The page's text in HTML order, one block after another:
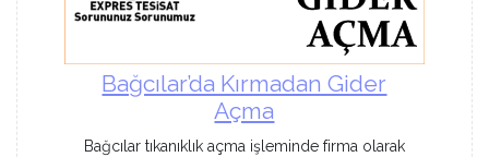
Bağcılar’da Kırmadan Gider
Açma
Bağcılar tıkanıklık açma işleminde firma olarak